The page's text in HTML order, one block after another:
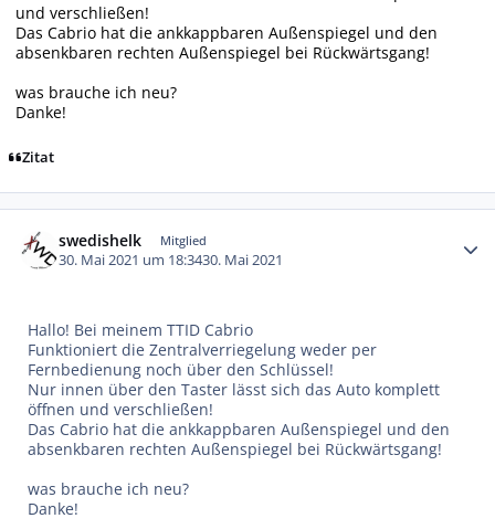
und verschließen!
Das Cabrio hat die ankkappbaren Außenspiegel und den
absenkbaren rechten Außenspiegel bei Rückwärtsgang!
was brauche ich neu?
Danke!
Zitat
swedishelk Mitglied
30. Mai 2021 um 18:3430. Mai 2021
Hallo! Bei meinem TTID Cabrio
Funktioniert die Zentralverriegelung weder per
Fernbedienung noch über den Schlüssel!
Nur innen über den Taster lässt sich das Auto komplett
öffnen und verschließen!
Das Cabrio hat die ankkappbaren Außenspiegel und den
absenkbaren rechten Außenspiegel bei Rückwärtsgang!
was brauche ich neu?
Danke!